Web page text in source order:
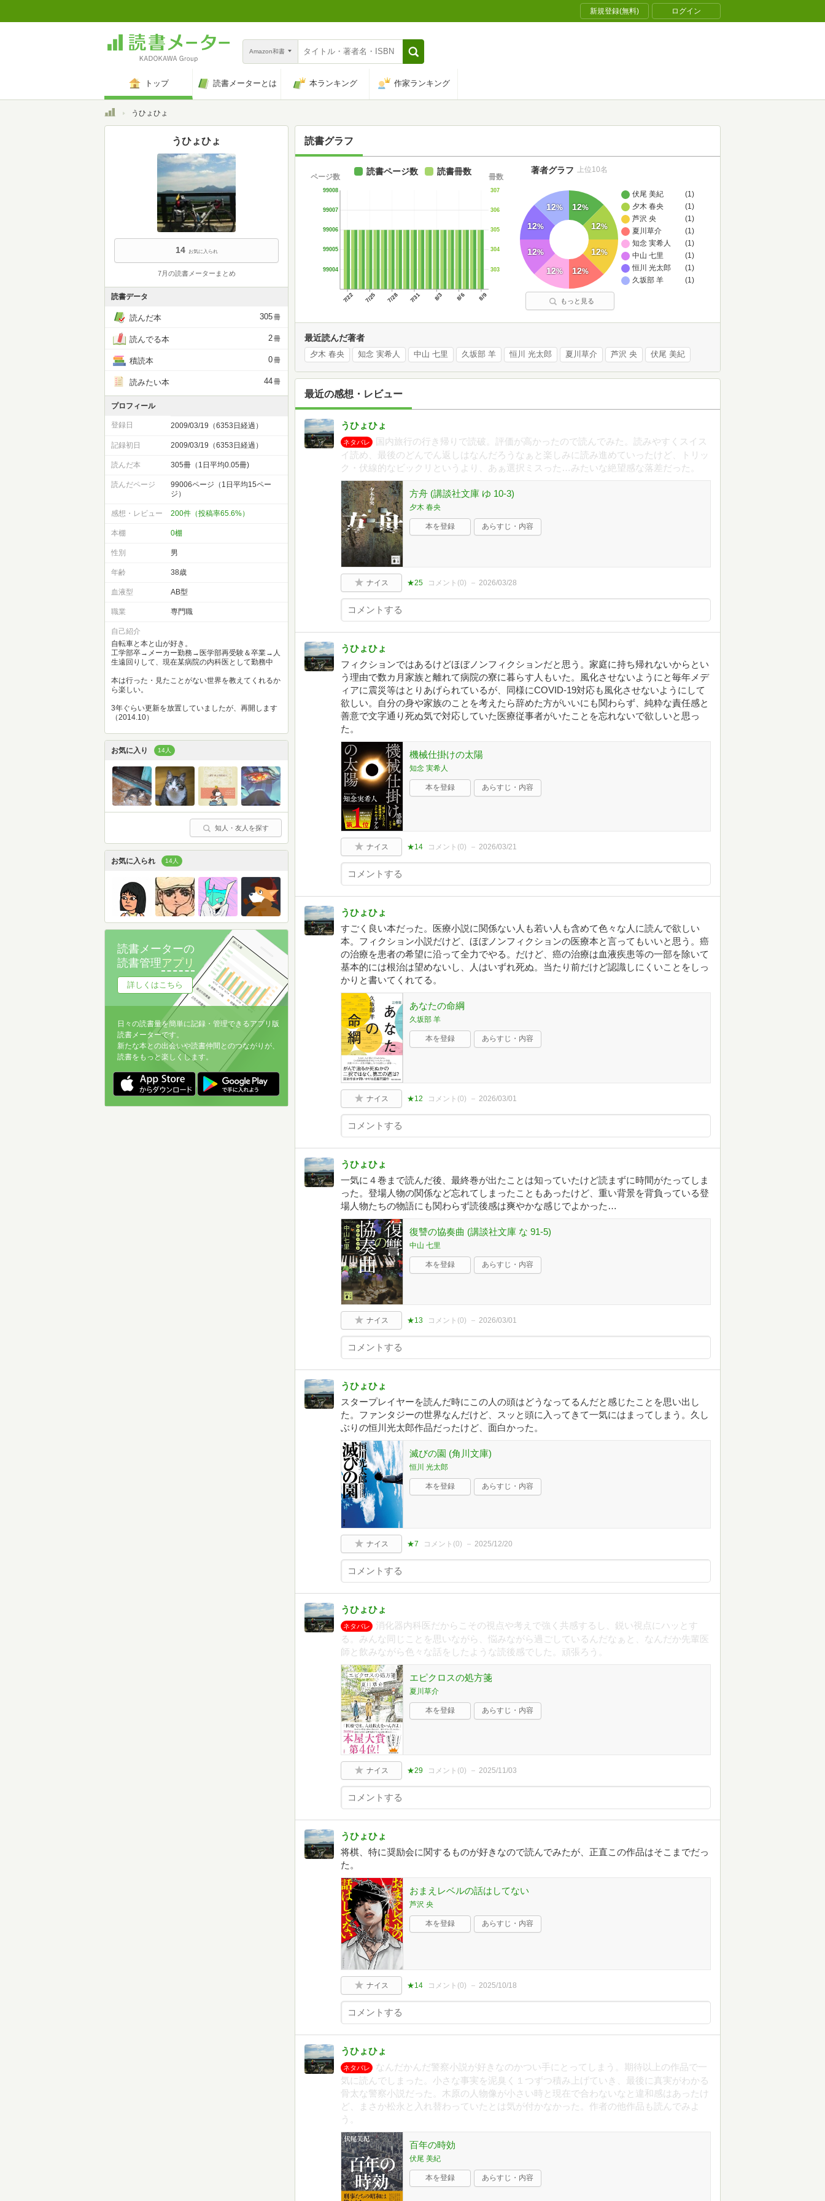
新規登録(無料) ログイン
Amazon和書
トップ 読書メーターとは 本ランキング 作家ランキング
トップうひょひょ
読書グラフ
7/22 7/25 7/28 7/31 8/3 8/6 8/9
99004
99005
99006
99007
99008
ページ数
303
304
305
306
307
冊数
読書ページ数 読書冊数
伏尾 美紀
(1)
夕木 春央
(1)
芦沢 央
(1)
夏川草介
(1)
知念 実希人
(1)
中山 七里
(1)
恒川 光太郎
(1)
久坂部 羊
(1)
12%
12%
12%
12%
12%
12%
12%
12%
著者グラフ 上位10名
もっと見る
最近読んだ著者
夕木 春央 知念 実希人 中山 七里 久坂部 羊 恒川 光太郎 夏川草介 芦沢 央 伏尾 美紀
最近の感想・レビュー
うひょひょ
ネタバレ
国内旅行の行き帰りで読破。評価が高かったので読んでみた。読みやすくスイス
イ読め、最後のどんでん返しはなんだろうなぁと楽しみに読み進めていったけど、トリッ
ク・伏線的なビックリというより、あぁ選択ミスった…みたいな絶望感な落差だった。
方舟 (講談社文庫 ゆ 10-3)
夕木 春央
本を登録 あらすじ・内容
ナイス ★25 コメント(0) 2026/03/28
うひょひょ
フィクションではあるけどほぼノンフィクションだと思う。家庭に持ち帰れないからとい
う理由で数カ月家族と離れて病院の寮に暮らす人もいた。風化させないようにと毎年メデ
ィアに震災等はとりあげられているが、同様にCOVID-19対応も風化させないようにして
欲しい。自分の身や家族のことを考えたら辞めた方がいいにも関わらず、純粋な責任感と
善意で文字通り死ぬ気で対応していた医療従事者がいたことを忘れないで欲しいと思っ
た。
機械仕掛けの太陽
知念 実希人
本を登録 あらすじ・内容
ナイス ★14 コメント(0) 2026/03/21
うひょひょ
すごく良い本だった。医療小説に関係ない人も若い人も含めて色々な人に読んで欲しい
本。フィクション小説だけど、ほぼノンフィクションの医療本と言ってもいいと思う。癌
の治療を患者の希望に沿って全力でやる。だけど、癌の治療は血液疾患等の一部を除いて
基本的には根治は望めないし、人はいずれ死ぬ。当たり前だけど認識しにくいことをしっ
かりと書いてくれてる。
あなたの命綱
久坂部 羊
本を登録 あらすじ・内容
ナイス ★12 コメント(0) 2026/03/01
うひょひょ
一気に４巻まで読んだ後、最終巻が出たことは知っていたけど読まずに時間がたってしま
った。登場人物の関係など忘れてしまったこともあったけど、重い背景を背負っている登
場人物たちの物語にも関わらず読後感は爽やかな感じでよかった…
復讐の協奏曲 (講談社文庫 な 91-5)
中山 七里
本を登録 あらすじ・内容
ナイス ★13 コメント(0) 2026/03/01
うひょひょ
スタープレイヤーを読んだ時にこの人の頭はどうなってるんだと感じたことを思い出し
た。ファンタジーの世界なんだけど、スッと頭に入ってきて一気にはまってしまう。久し
ぶりの恒川光太郎作品だったけど、面白かった。
滅びの園 (角川文庫)
恒川 光太郎
本を登録 あらすじ・内容
ナイス ★7 コメント(0) 2025/12/20
うひょひょ
ネタバレ
消化器内科医だからこその視点や考えで強く共感するし、鋭い視点にハッとす
る。みんな同じことを思いながら、悩みながら過ごしているんだなぁと、なんだか先輩医
師と飲みながら色々な話をしたような読後感でした。頑張ろう。
エピクロスの処方箋
夏川草介
本を登録 あらすじ・内容
ナイス ★29 コメント(0) 2025/11/03
うひょひょ
将棋、特に奨励会に関するものが好きなので読んでみたが、正直この作品はそこまでだっ
た。
おまえレベルの話はしてない
芦沢 央
本を登録 あらすじ・内容
ナイス ★14 コメント(0) 2025/10/18
うひょひょ
ネタバレ
なんだかんだ警察小説が好きなのかつい手にとってしまう。期待以上の作品で一
気に読んでしまった。小さな事実を泥臭く１つずつ積み上げていき、最後に真実がわかる
骨太な警察小説だった。木原の人物像が小さい時と現在で合わないなと違和感はあったけ
ど、まさか松永と入れ替わっていたとは気が付かなかった。作者の他作品も読んでみよ
う。
百年の時効
伏尾 美紀
本を登録 あらすじ・内容
うひょひょ
14 お気に入られ
7月の読書メーターまとめ
読書データ
読んだ本 305冊
読んでる本 2冊
積読本 0冊
読みたい本 44冊
プロフィール
登録日 2009/03/19（6353日経過）
記録初日 2009/03/19（6353日経過）
読んだ本 305冊（1日平均0.05冊)
読んだページ
99006ページ（1日平均15ペー
ジ）
感想・レビュー 200件（投稿率65.6%）
本棚 0棚
性別 男
年齢 38歳
血液型 AB型
職業 専門職
自己紹介
自転車と本と山が好き。
工学部卒→メーカー勤務→医学部再受験＆卒業→人
生遠回りして、現在某病院の内科医として勤務中
本は行った・見たことがない世界を教えてくれるか
ら楽しい。
3年ぐらい更新を放置していましたが、再開します
（2014.10）
お気に入り 14人
知人・友人を探す
お気に入られ 14人
読書メーターの
読書管理アプリ
詳しくはこちら
日々の読書量を簡単に記録・管理できるアプリ版
読書メーターです。
新たな本との出会いや読書仲間とのつながりが、
読書をもっと楽しくします。